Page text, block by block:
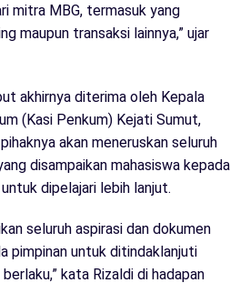
mitra MBG, termasuk yang
maupun transaksi lainnya,” ujar
akhirnya diterima oleh Kepala
(Kasi Penkum) Kejati Sumut,
akan meneruskan seluruh
disampaikan mahasiswa kepada
dipelajari lebih lanjut.
seluruh aspirasi dan dokumen
pimpinan untuk ditindaklanjuti
kata Rizaldi di hadapan